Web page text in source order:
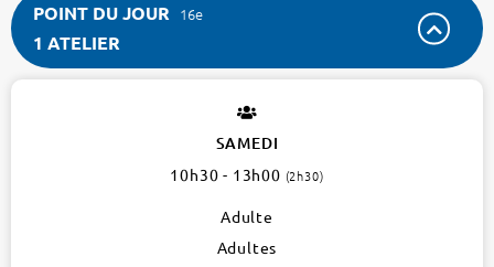
POINT DU JOUR 16e
1 ATELIER
SAMEDI
10h30 - 13h00 (2h30)
Adulte
Adultes